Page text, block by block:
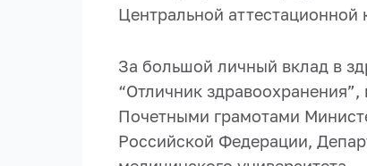
Центральной
За большой личный вклад в
“Отличник
Почетными грамотами
Российской Федерации,